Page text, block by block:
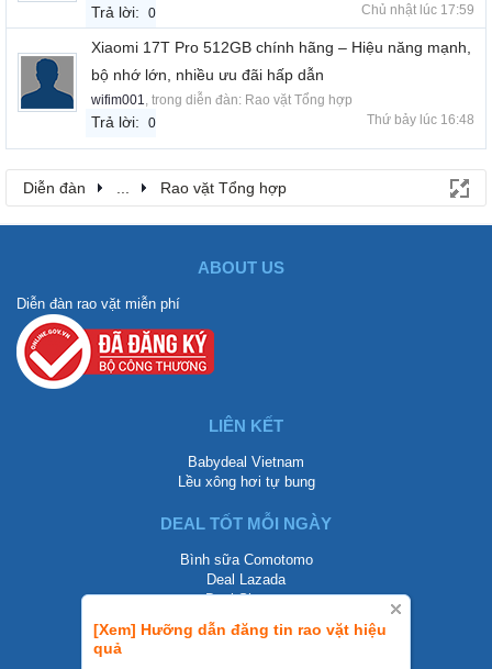
[Xem] Hưỡng dẫn đăng tin rao vặt hiệu
quả
Trả lời: 0 Chủ nhật lúc 17:59
Xiaomi 17T Pro 512GB chính hãng – Hiệu năng mạnh,
bộ nhớ lớn, nhiều ưu đãi hấp dẫn
wifim001, trong diễn đàn: Rao vặt Tổng hợp
Trả lời: 0 Thứ bảy lúc 16:48
Diễn đàn ... Rao vặt Tổng hợp
ABOUT US
Diễn đàn rao vặt miễn phí
LIÊN KẾT
Babydeal Vietnam
Lều xông hơi tự bung
DEAL TỐT MỖI NGÀY
Bình sữa Comotomo
Deal Lazada
Deal Shopee
LIÊN HỆ